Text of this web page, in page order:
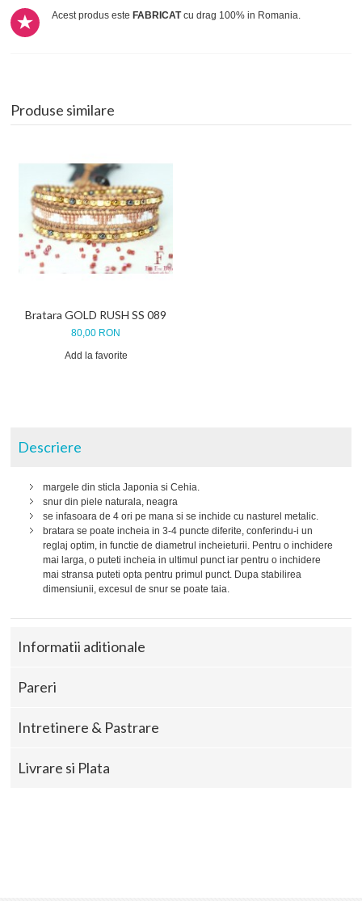
Acest produs este FABRICATcu drag 100% in Romania.
Produse similare
Bratara GOLD RUSH SS 089
80,00 RON
Add la favorite
Descriere
margele din sticla Japonia si Cehia.
snur din piele naturala, neagra
se infasoara de 4 ori pe mana si se inchide cu nasturel metalic.
bratara se poate incheia in 3-4 puncte diferite, conferindu-i un
reglaj optim, in functie de diametrul incheieturii. Pentru o inchidere
mai larga, o puteti incheia in ultimul punct iar pentru o inchidere
mai stransa puteti opta pentru primul punct. Dupa stabilirea
dimensiunii, excesul de snur se poate taia.
Informatii aditionale
Pareri
Intretinere & Pastrare
Livrare si Plata